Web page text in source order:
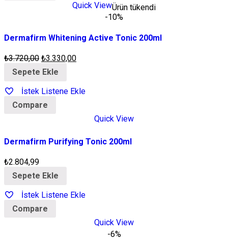
Quick ViewÜrün tükendi
-10%
Dermafirm Whitening Active Tonic 200ml
₺3.720,00 ₺3.330,00
Sepete Ekle
İstek Listene Ekle
Compare
Quick View
Dermafirm Purifying Tonic 200ml
₺2.804,99
Sepete Ekle
İstek Listene Ekle
Compare
Quick View
-6%